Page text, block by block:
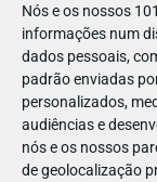
Nós e os nossos
informações num
dados pessoais,
padrão enviadas
personalizados,
audiências e
nós e os nossos
de geolocalização